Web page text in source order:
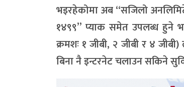
भइरहेकोमा अब “सजिलो
१४९९” प्याक समेत उपलब्ध हुने
क्रमशः १ जीबी, २ जीबी र ४
बिना नै इन्टरनेट चलाउन सकिने